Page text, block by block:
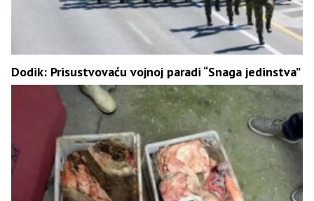
Dodik: Prisustvovaću vojnoj paradi “Snaga jedinstva”